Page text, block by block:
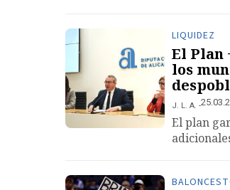
LIQUIDEZ
El Plan
los
J. L. A.
El plan